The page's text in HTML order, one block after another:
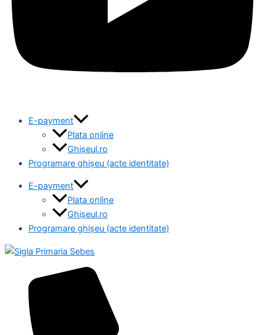
E-payment
Plata online
Ghișeul.ro
Programare ghișeu (acte identitate)
E-payment
Plata online
Ghișeul.ro
Programare ghișeu (acte identitate)